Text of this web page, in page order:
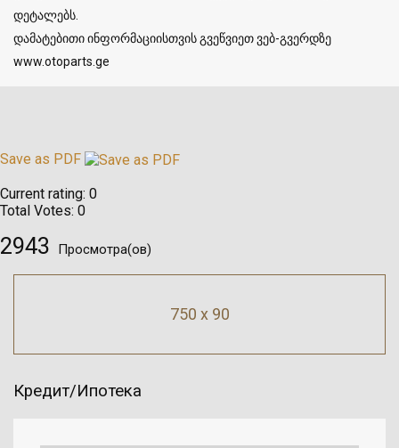
დეტალებს.
დამატებითი ინფორმაციისთვის გვეწვიეთ ვებ-გვერდზე
www.otoparts.ge
Save as PDF
Current rating: 0
Total Votes: 0
2943 Просмотра(ов)
750 x 90
Кредит/Ипотека